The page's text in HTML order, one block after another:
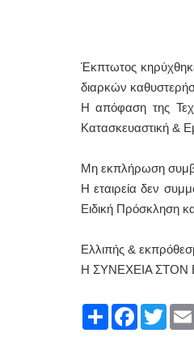
Έκπτωτος
διαρκών
Η απόφαση της
Κατασκευαστική &
Μη εκπλήρωση
Η εταιρεία δεν
Ειδική Πρόσκληση
Ελλιπής &
Η ΣΥΝΕΧΕΙΑ ΣΤΟΝ
ShareFacebook